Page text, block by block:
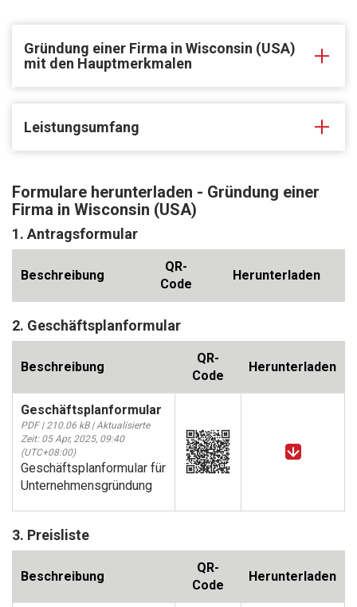
Gründung einer Firma in Wisconsin (USA)
mit den Hauptmerkmalen
Leistungsumfang
Formulare herunterladen - Gründung einer
Firma in Wisconsin (USA)
1. Antragsformular
Beschreibung
QR-
Code
Herunterladen
2. Geschäftsplanformular
Beschreibung
QR-
Code
Herunterladen
Geschäftsplanformular
PDF | 210.06 kB | Aktualisierte
Zeit: 05 Apr, 2025, 09:40
(UTC+08:00)
Geschäftsplanformular für
Unternehmensgründung
3. Preisliste
Beschreibung
QR-
Code
Herunterladen